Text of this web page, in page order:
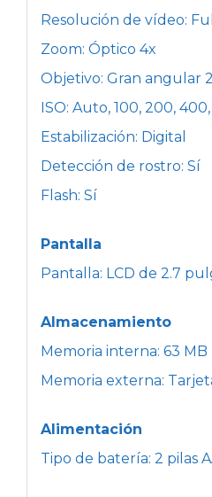
Resolución de vídeo:
Zoom: Óptico 4x
Objetivo: Gran angular
ISO: Auto, 100, 200,
Estabilización: Digital
Detección de rostro: Sí
Flash: Sí
Pantalla
Pantalla: LCD de 2.7
Almacenamiento
Memoria interna: 63 MB
Memoria externa:
Alimentación
Tipo de batería: 2 pilas